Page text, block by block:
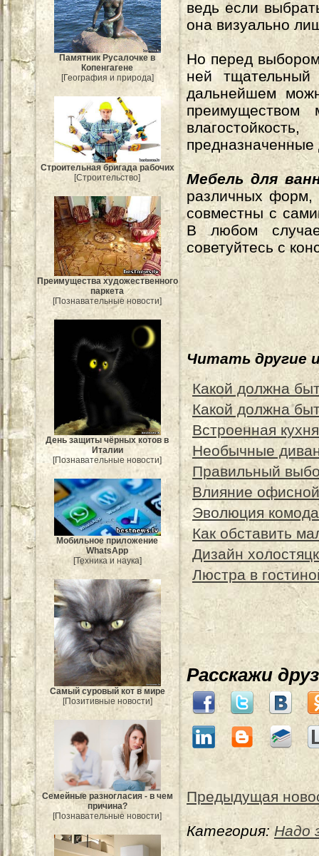
Памятник Русалочке в
Копенгагене
[География и природа]
Строительная бригада рабочих
[Строительство]
Преимущества художественного
паркета
[Познавательные новости]
День защиты чёрных котов в
Италии
[Познавательные новости]
Мобильное приложение
WhatsApp
[Техника и наука]
Самый суровый кот в мире
[Позитивные новости]
Семейные разногласия - в чем
причина?
[Познавательные новости]
ведь если
она визуально
Но перед
ней
дальнейшем
предназначенные
Мебель для
различных форм,
совместны с
В любом
советуйтесь с
Читать другие
Какой должна
Какой должна
Встроенная
Необычные
Правильный
Влияние
Эволюция
Как обставить
Дизайн
Люстра в
Расскажи
Предыдущая
Категория:Надо